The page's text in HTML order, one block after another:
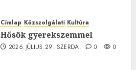
Címlap Közszolgálati Kultúra
Hősök gyerekszemmel
2026.JÚLIUS.29. SZERDA. 0 0